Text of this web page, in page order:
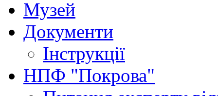
Музей
Документи
Інструкції
НПФ "Покрова"